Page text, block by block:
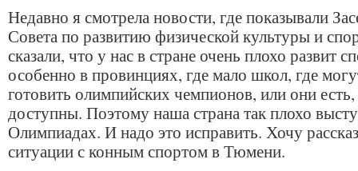
Недавно я смотрела новости, где показывали
Совета по развитию физической культуры и
сказали, что у нас в стране очень плохо развит
особенно в провинциях, где мало школ, где
готовить олимпийских чемпионов, или они
доступны. Поэтому наша страна так плохо
Олимпиадах. И надо это исправить. Хочу
ситуации с конным спортом в Тюмени.